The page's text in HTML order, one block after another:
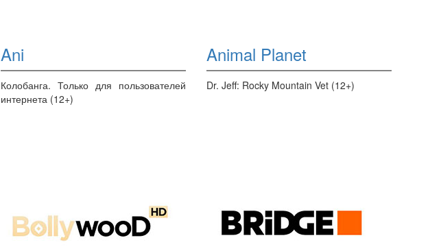
Ani
Колобанга. Только для пользователей
интернета (12+)
Animal Planet
Dr. Jeff: Rocky Mountain Vet (12+)